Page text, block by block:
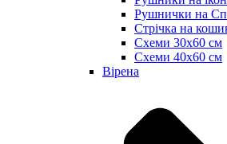
Рушнички на
Стрічка на
Схеми 30х60 см
Схеми 40х60 см
Вірена